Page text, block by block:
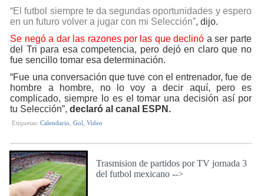
“El futbol siempre te da segundas oportunidades y espero
en un futuro volver a jugar con mi Selección”, dijo.
Se negó a dar las razones por las que declinó a ser parte
del Tri para esa competencia, pero dejó en claro que no
fue sencillo tomar esa determinación.
“Fue una conversación que tuve con el entrenador, fue de
hombre a hombre, no lo voy a decir aquí, pero es
complicado, siempre lo es el tomar una decisión así por
tu Selección”,declaró al canal ESPN.
Etiquetas: Calendario Gol Video
Trasmision de partidos por TV jornada 3
del futbol mexicano -->